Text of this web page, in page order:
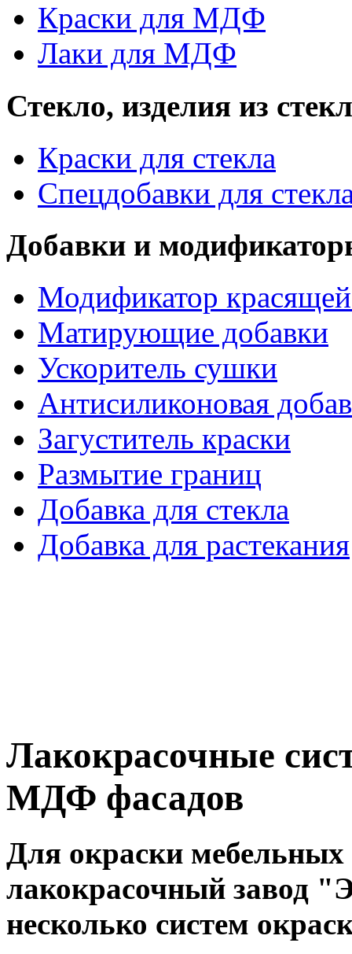
Краски для МДФ
Лаки для МДФ
Стекло, изделия из
Краски для стекла
Спецдобавки для
Добавки и
Модификатор
Матирующие добавки
Ускоритель сушки
Антисиликоновая
Загуститель краски
Размытие границ
Добавка для стекла
Добавка для растекания
Лакокрасочные
МДФ фасадов
Для окраски
лакокрасочный завод
несколько систем